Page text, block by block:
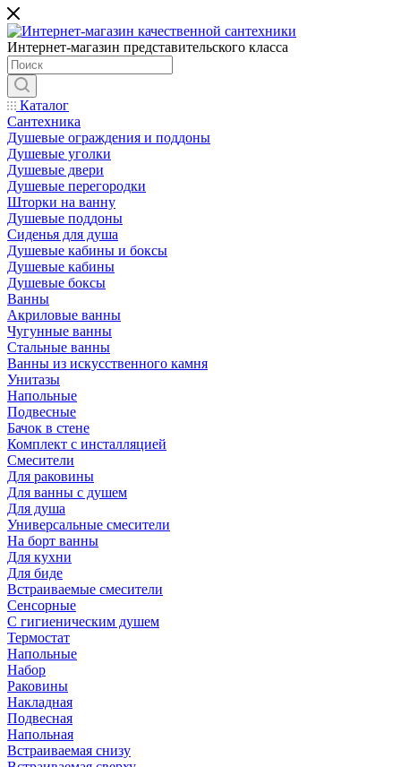
Интернет-магазин представительского класса
Каталог
Сантехника
Душевые ограждения и поддоны
Душевые уголки
Душевые двери
Душевые перегородки
Шторки на ванну
Душевые поддоны
Сиденья для душа
Душевые кабины и боксы
Душевые кабины
Душевые боксы
Ванны
Акриловые ванны
Чугунные ванны
Стальные ванны
Ванны из искусственного камня
Унитазы
Напольные
Подвесные
Бачок в стене
Комплект с инсталляцией
Смесители
Для раковины
Для ванны с душем
Для душа
Универсальные смесители
На борт ванны
Для кухни
Для биде
Встраиваемые смесители
Сенсорные
С гигиеническим душем
Термостат
Напольные
Набор
Раковины
Накладная
Подвесная
Напольная
Встраиваемая снизу